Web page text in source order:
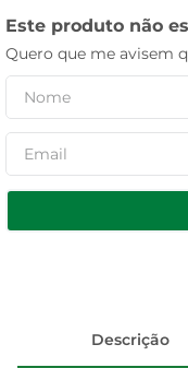
Este produto não
Quero que me avisem
Descrição